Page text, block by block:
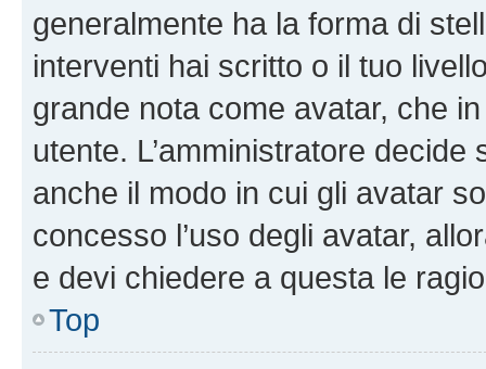
generalmente ha la forma di
interventi hai scritto o il tuo
grande nota come avatar, che
utente. L’amministratore
anche il modo in cui gli avatar
concesso l’uso degli avatar,
e devi chiedere a questa le
Top